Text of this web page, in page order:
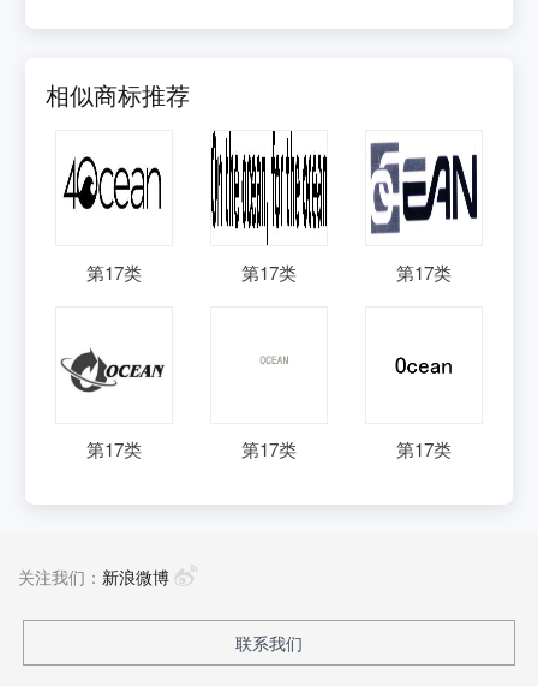
相似商标推荐
第17类 第17类 第17类
第17类 第17类 第17类